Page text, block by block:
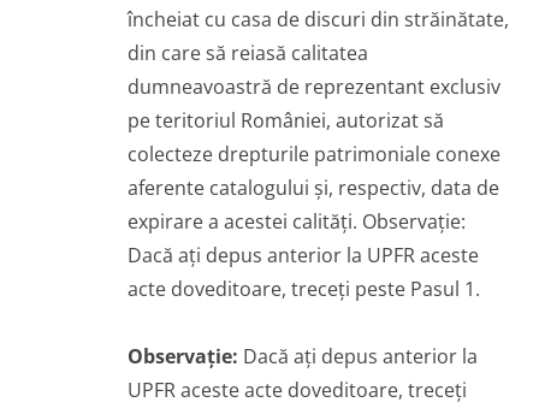
încheiat cu casa de discuri din străinătate,
din care să reiasă calitatea
dumneavoastră de reprezentant exclusiv
pe teritoriul României, autorizat să
colecteze drepturile patrimoniale conexe
aferente catalogului și, respectiv, data de
expirare a acestei calități. Observație:
Dacă ați depus anterior la UPFR aceste
acte doveditoare, treceți peste Pasul 1.
Observație: Dacă ați depus anterior la
UPFR aceste acte doveditoare, treceți